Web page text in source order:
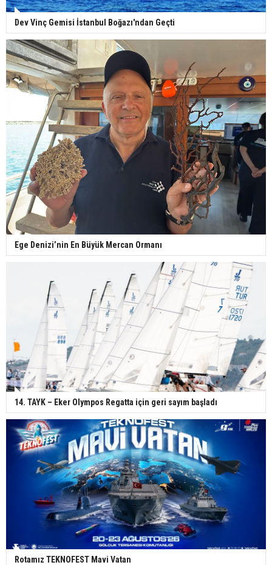
Dev Vinç Gemisi İstanbul Boğazı'ndan Geçti
Ege Denizi’nin En Büyük Mercan Ormanı
14. TAYK – Eker Olympos Regatta için geri sayım başladı
Rotamız TEKNOFEST Mavi Vatan